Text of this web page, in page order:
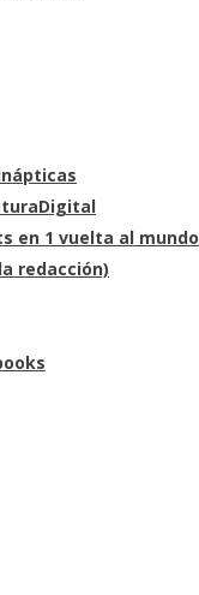
en 1 vuelta al mundo
redacción)